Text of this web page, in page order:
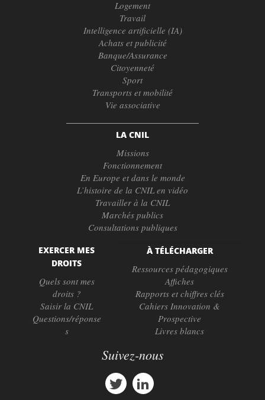
Logement
Travail
Intelligence artificielle (IA)
Achats et publicité
Banque/Assurance
Citoyenneté
Sport
Transports et mobilité
Vie associative
LA CNIL
Missions
Fonctionnement
En Europe et dans le monde
L’histoire de la CNIL en vidéo
Travailler à la CNIL
Marchés publics
Consultations publiques
EXERCER MES
DROITS
Quels sont mes
droits ?
Saisir la CNIL
Questions/réponse
s
À TÉLÉCHARGER
Ressources pédagogiques
Affiches
Rapports et chiffres clés
Cahiers Innovation &
Prospective
Livres blancs
Suivez-nous